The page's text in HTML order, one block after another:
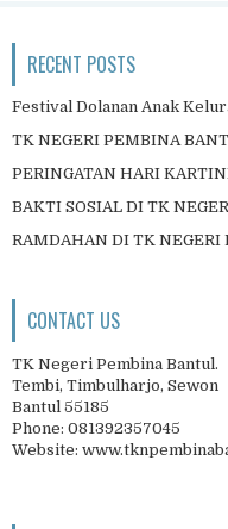
RECENT POSTS
Festival Dolanan Anak
TK NEGERI PEMBINA
PERINGATAN HARI
BAKTI SOSIAL DI TK
RAMDAHAN DI TK
CONTACT US
TK Negeri Pembina Bantul.
Tembi, Timbulharjo, Sewon
Bantul 55185
Phone: 081392357045
Website: